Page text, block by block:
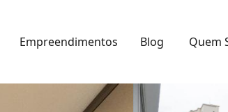
Empreendimentos Blog Quem